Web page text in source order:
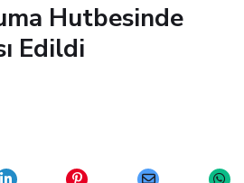
Hutbesinde
Edildi